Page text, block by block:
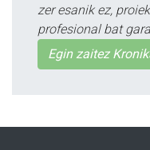
zer esanik ez,
profesional bat
Egin zaitez